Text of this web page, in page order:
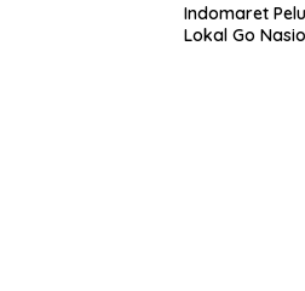
Indomaret
Lokal Go